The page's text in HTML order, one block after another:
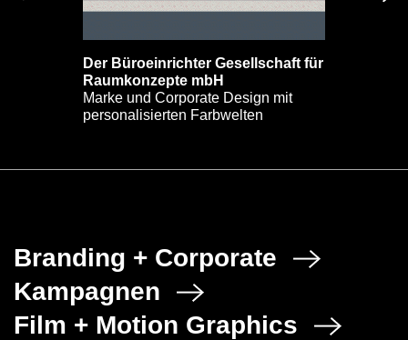
Der Büroeinrichter Gesellschaft für
Raumkonzepte mbH
Marke und Corporate Design mit
personalisierten Farbwelten
Branding + Corporate
Kampagnen
Film + Motion Graphics